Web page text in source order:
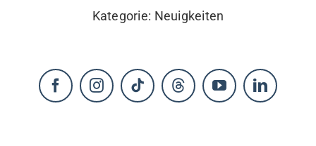
KONTAKT
Kategorie: Neuigkeiten